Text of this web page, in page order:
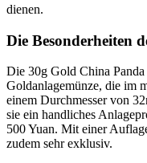
dienen.
Die Besonderheiten
Die 30g Gold China
Goldanlagemünze, die im
einem Durchmesser von
sie ein handliches
500 Yuan. Mit einer
zudem sehr exklusiv.